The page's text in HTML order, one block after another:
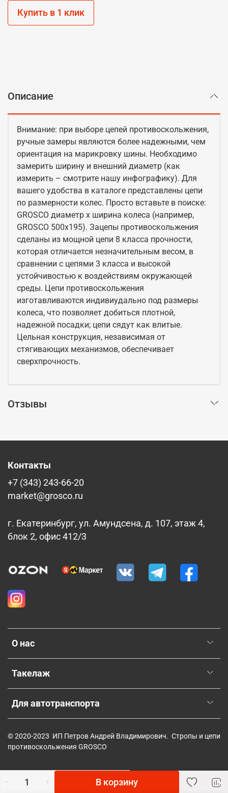
В корзину
Купить в 1 клик
Описание
Внимание: при выборе цепей противоскольжения,
ручные замеры являются более надежными, чем
ориентация на марикровку шины. Необходимо
замерить ширину и внешний диаметр (как
измерить – смотрите нашу инфографику). Для
вашего удобства в каталоге представлены цепи
по размерности колес. Просто вставьте в поиске:
GROSCO диаметр x ширина колеса (например,
GROSCO 500x195). Зацепы противоскольжения
сделаны из мощной цепи 8 класса прочности,
которая отличается незначительным весом, в
сравнении с цепями 3 класса и высокой
устойчивостью к воздействиям окружающей
среды. Цепи противоскольжения
изготавливаются индивиудально под размеры
колеса, что позволяет добиться плотной,
надежной посадки; цепи сядут как влитые.
Цельная конструкция, независимая от
стягивающих механизмов, обеспечивает
сверхпрочность.
Отзывы
О нас
Такелаж
Для автотранспорта
Контакты
+7 (343) 243-66-20
market@grosco.ru
г. Екатеринбург, ул. Амундсена, д. 107, этаж 4,
блок 2, офис 412/3
© 2020-2023 ИП Петров Андрей Владимирович. Стропы и цепи
противоскольжения GROSCO